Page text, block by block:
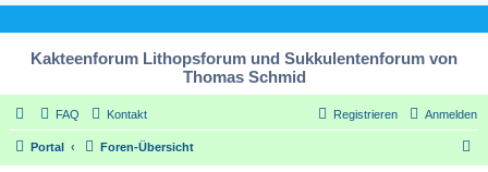
Kakteenforum Lithopsforum und Sukkulentenforum von
Thomas Schmid
FAQ Kontakt Anmelden
Registrieren
Portal Foren-Übersicht